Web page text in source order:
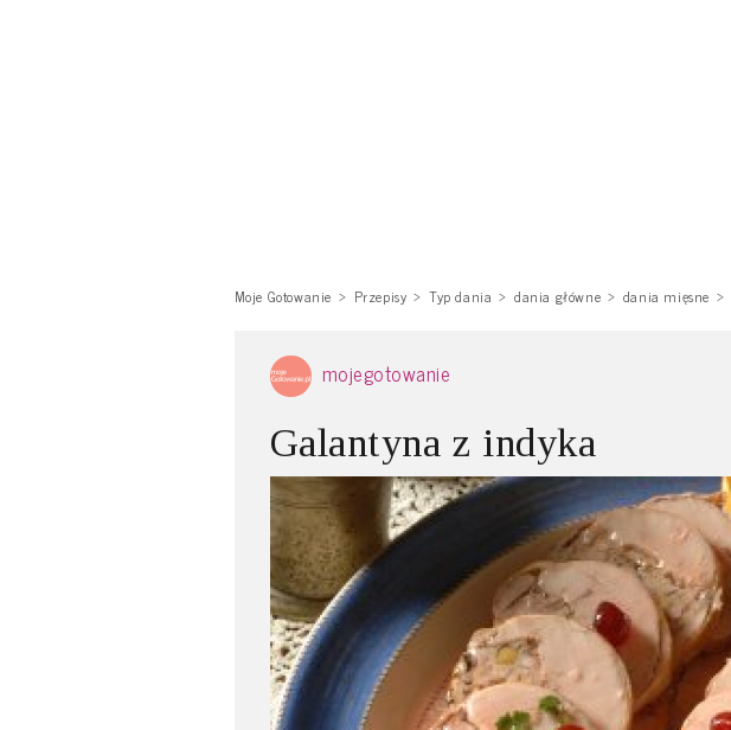
Moje Gotowanie Przepisy Typ dania dania główne dania mięsne
mojegotowanie
Galantyna z indyka